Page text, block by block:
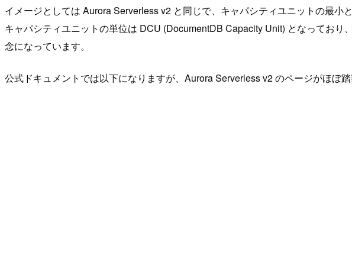
イメージとしては Aurora Serverless v2 と同じで、キャパシティユニットの最小
キャパシティユニットの単位は DCU (DocumentDB Capacity Unit) となってお
念になっています。
公式ドキュメントでは以下になりますが、Aurora Serverless v2 のページがほぼ踏